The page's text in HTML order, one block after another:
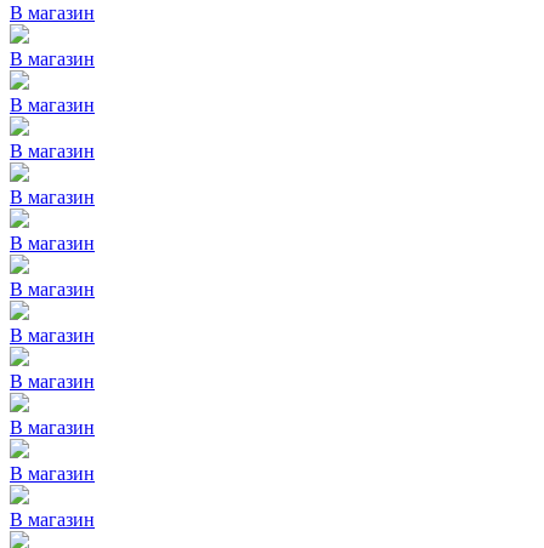
В магазин
В магазин
В магазин
В магазин
В магазин
В магазин
В магазин
В магазин
В магазин
В магазин
В магазин
В магазин